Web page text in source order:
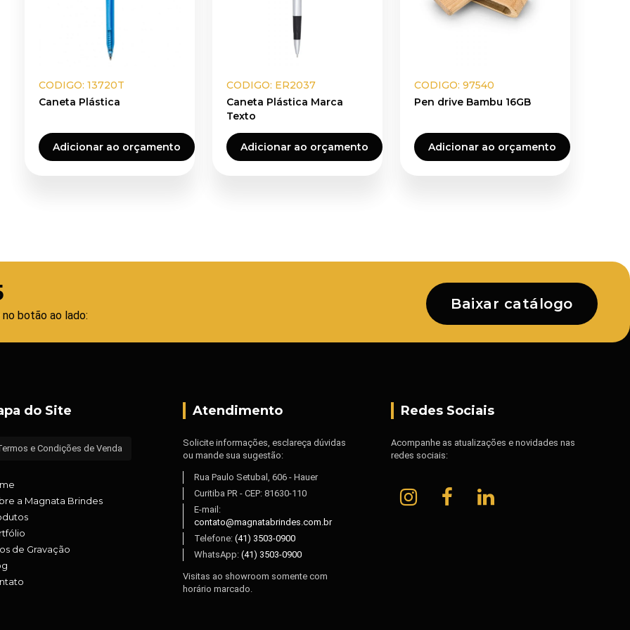
CODIGO: 13720T
Caneta Plástica
Adicionar ao orçamento
CODIGO: ER2037
Caneta Plástica Marca
Texto
Adicionar ao orçamento
CODIGO: 97540
Pen drive Bambu 16GB
Adicionar ao orçamento
botão ao lado:
Baixar catálogo
do Site
e Condições de Venda
a Magnata Brindes
de Gravação
Atendimento
Solicite informações, esclareça dúvidas
ou mande sua sugestão:
Rua Paulo Setubal, 606 - Hauer
Curitiba PR - CEP: 81630-110
E-mail:
contato@magnatabrindes.com.br
Telefone: (41) 3503-0900
WhatsApp: (41) 3503-0900
Visitas ao showroom somente com
horário marcado.
Redes Sociais
Acompanhe as atualizações e novidades nas
redes sociais: